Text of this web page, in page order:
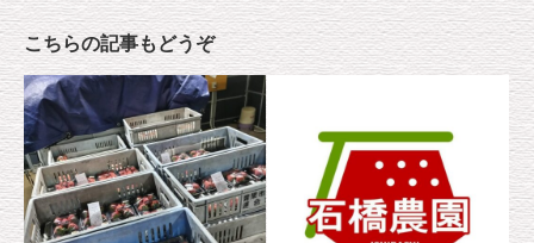
こちらの記事もどうぞ